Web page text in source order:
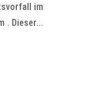
im
. Dieser...